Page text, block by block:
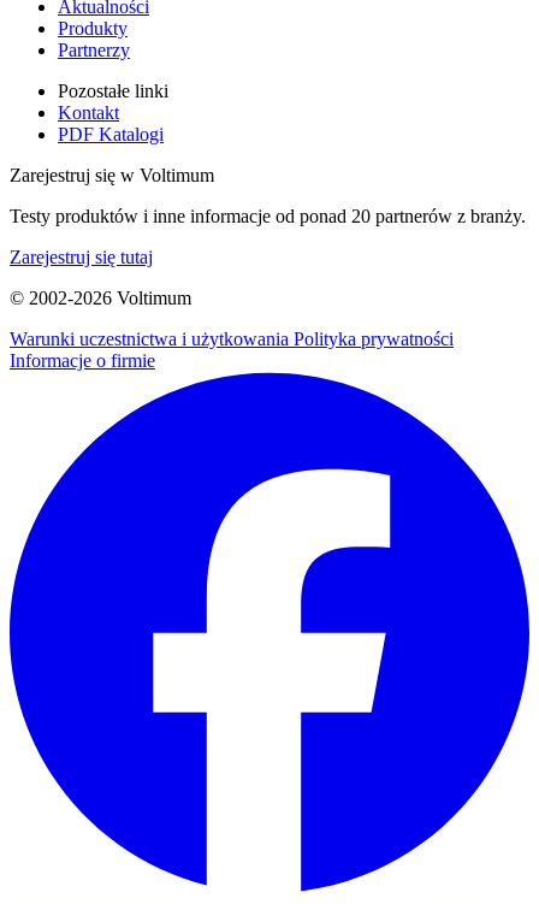
Aktualności
Produkty
Partnerzy
Pozostałe linki
Kontakt
PDF Katalogi
Zarejestruj się w Voltimum
Testy produktów i inne informacje od ponad 20 partnerów z branży.
Zarejestruj się tutaj
© 2002-2026 Voltimum
Warunki uczestnictwa i użytkowania Polityka prywatności
Informacje o firmie